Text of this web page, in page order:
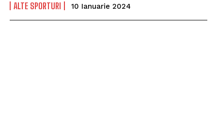
ALTE SPORTURI 10 Ianuarie 2024